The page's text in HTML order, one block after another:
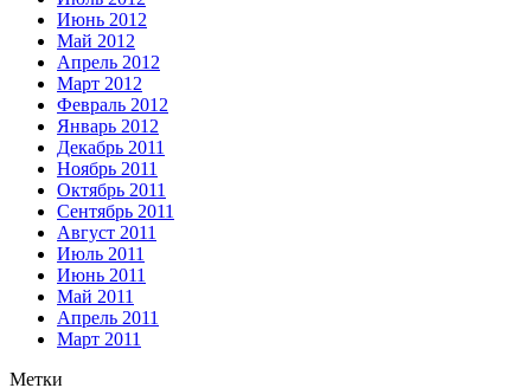
Июнь 2012
Май 2012
Апрель 2012
Март 2012
Февраль 2012
Январь 2012
Декабрь 2011
Ноябрь 2011
Октябрь 2011
Сентябрь 2011
Август 2011
Июль 2011
Июнь 2011
Май 2011
Апрель 2011
Март 2011
Метки